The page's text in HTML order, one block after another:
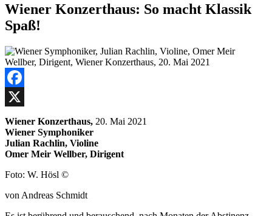
Wiener Konzerthaus: So macht Klassik
Spaß!
Facebook
X
Wiener Konzerthaus, 20. Mai 2021
Wiener Symphoniker
Julian Rachlin, Violine
Omer Meir Wellber, Dirigent
Foto: W. Hösl ©
von Andreas Schmidt